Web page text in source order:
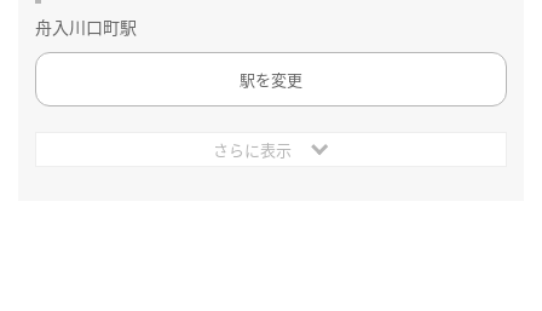
舟入川口町駅
駅を変更
さらに表示